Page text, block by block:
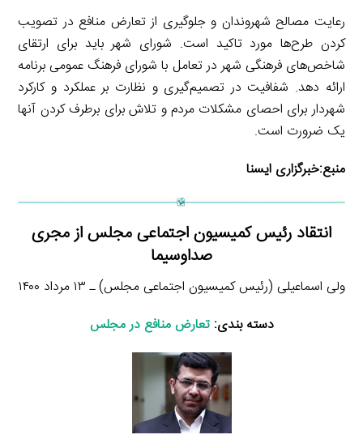
رعایت مصالح شهروندان و جلوگیری از تعارض منافع در تصویب
کردن طرح‌ها مورد تاکید است. شورای شهر باید برای ارتقای
شاخص‌های فرهنگی شهر در تعامل با شورای فرهنگ عمومی برنامه
ارائه دهد. شفافیت در تصمیم‌گیری و نظارت بر عملکرد و کارکرد
شهردار برای احصای مشکلات مردم و تلاش برای برطرف کردن آنها
یک ضرورت است.
منبع:خبرگزاری ایسنا
انتقاد رئیس کمیسیون اجتماعی مجلس از مجری
صداوسیما
ولی اسماعیلی (رئیس کمیسیون اجتماعی مجلس) ـ ۱۳ مرداد ۱۴۰۰
دسته بندی: تعارض منافع در مجلس